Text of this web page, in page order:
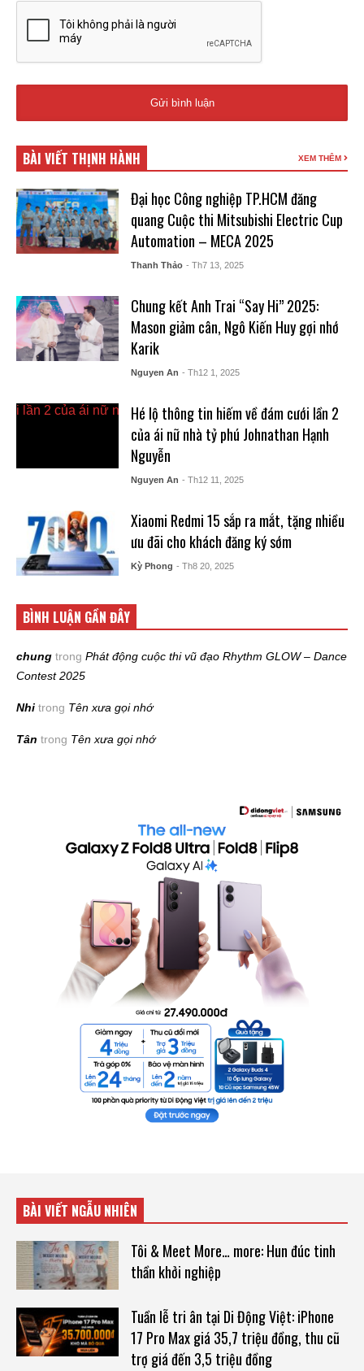
BÀI VIẾT THỊNH HÀNH XEM THÊM
Đại học Công nghiệp TP.HCM đăng
quang Cuộc thi Mitsubishi Electric Cup
Automation – MECA 2025
Thanh Thảo - Th7 13, 2025
Chung kết Anh Trai “Say Hi” 2025:
Mason giảm cân, Ngô Kiến Huy gợi nhớ
Karik
Nguyen An - Th12 1, 2025
Hé lộ thông tin hiếm về đám cưới lần 2
của ái nữ nhà tỷ phú Johnathan Hạnh
Nguyễn
Nguyen An - Th12 11, 2025
Xiaomi Redmi 15 sắp ra mắt, tặng nhiều
ưu đãi cho khách đăng ký sớm
Kỳ Phong - Th8 20, 2025
BÌNH LUẬN GẦN ĐÂY
chung trong Phát động cuộc thi vũ đạo Rhythm GLOW – Dance
Contest 2025
Nhi trong Tên xưa gọi nhớ
Tân trong Tên xưa gọi nhớ
BÀI VIẾT NGẪU NHIÊN
Tôi & Meet More… more: Hun đúc tinh
thần khởi nghiệp
Tuần lễ tri ân tại Di Động Việt: iPhone
17 Pro Max giá 35,7 triệu đồng, thu cũ
trợ giá đến 3,5 triệu đồng